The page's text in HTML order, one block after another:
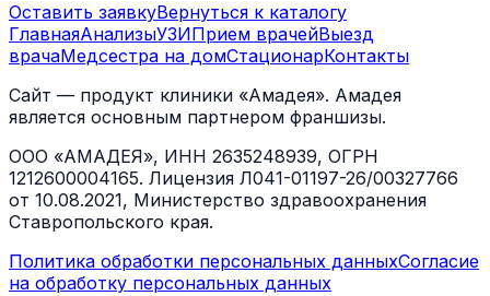
Оставить заявкуВернуться к каталогу
ГлавнаяАнализыУЗИПрием врачейВыезд
врачаМедсестра на домСтационарКонтакты
Сайт — продукт клиники «Амадея». Амадея
является основным партнером франшизы.
ООО «АМАДЕЯ», ИНН 2635248939, ОГРН
1212600004165. Лицензия Л041-01197-26/00327766
от 10.08.2021, Министерство здравоохранения
Ставропольского края.
Политика обработки персональных данныхСогласие
на обработку персональных данных